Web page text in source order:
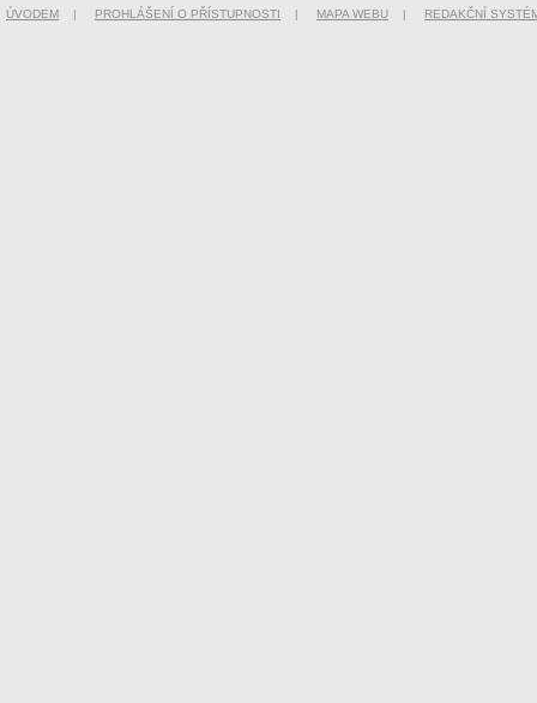
ÚVODEM | PROHLÁŠENÍ O PŘÍSTUPNOSTI | MAPA WEBU | REDAKČNÍ